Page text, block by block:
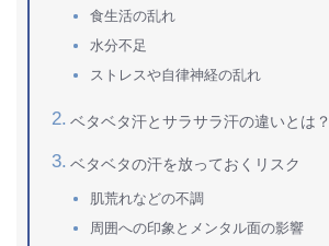
食生活の乱れ
水分不足
ストレスや自律神経の乱れ
ベタベタ汗とサラサラ汗の違いとは？
ベタベタの汗を放っておくリスク
肌荒れなどの不調
周囲への印象とメンタル面の影響